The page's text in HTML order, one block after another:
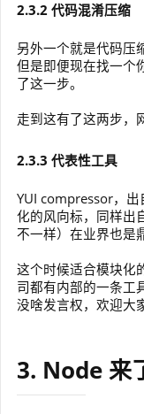
2.3.2 代码混淆压缩
另外一个就是代码压
但是即便现在找一个
了这一步。
走到这有了这两步，
2.3.3 代表性工具
YUI compressor，
化的风向标，同样出
不一样）在业界也是
这个时候适合模块化
司都有内部的一条工
没啥发言权，欢迎大
3. Node 来